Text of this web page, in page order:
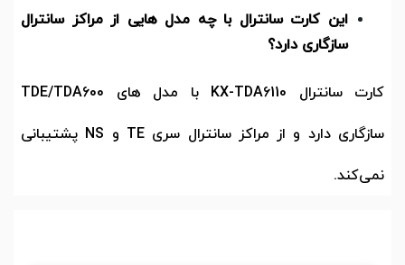
این کارت سانترال با چه مدل هایی از مراکز سانترال
سازگاری دارد؟
کارت سانترال KX-TDA6110 با مدل های TDE/TDA600
سازگاری دارد و از مراکز سانترال سریTE و NS پشتیبانی
نمی‌کند.